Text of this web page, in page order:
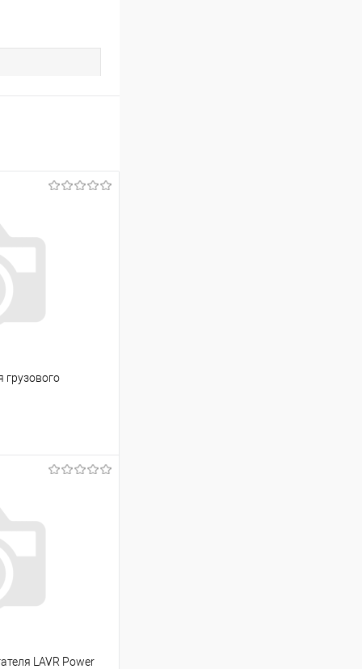
грузового
Сравнение
В наличии
LAVR Power